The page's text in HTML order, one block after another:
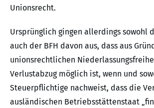
Unionsrecht.
Ursprünglich gingen allerdings sowohl
auch der BFH davon aus, dass aus
unionsrechtlichen
Verlustabzug möglich ist, wenn und
Steuerpflichtige nachweist, dass die
ausländischen Betriebsstättenstaat